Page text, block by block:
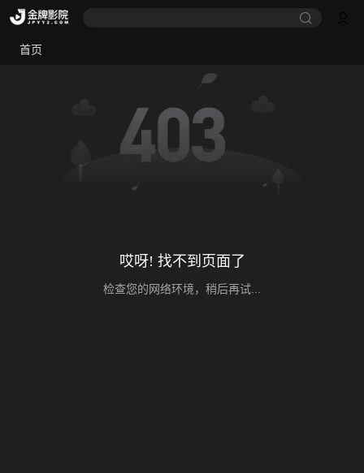
首页
哎呀! 找不到页面了
检查您的网络环境，稍后再试...